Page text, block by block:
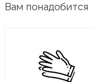
Вам понадобится